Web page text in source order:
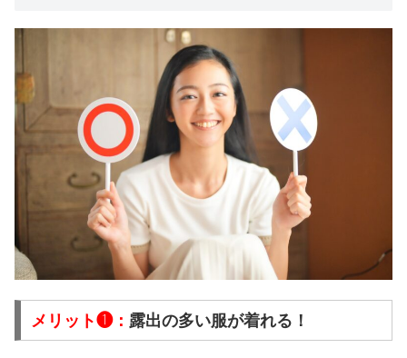
メリット❶： 露出の多い服が着れる！